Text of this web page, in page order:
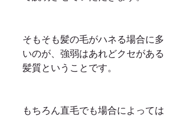
そもそも髪の毛がハネる場合に多
いのが、強弱はあれどクセがある
髪質ということです。
もちろん直毛でも場合によっては